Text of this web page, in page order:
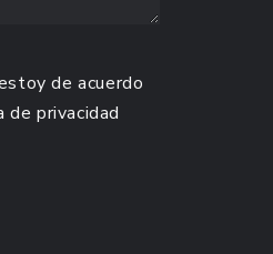
de acuerdo
de privacidad